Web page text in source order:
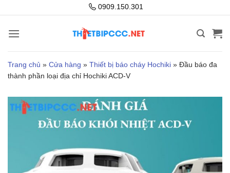
nội
0909.150.301
Trang chủ » Cửa hàng » Thiết bị báo cháy Hochiki » Đầu báo đa
thành phần loại địa chỉ Hochiki ACD-V